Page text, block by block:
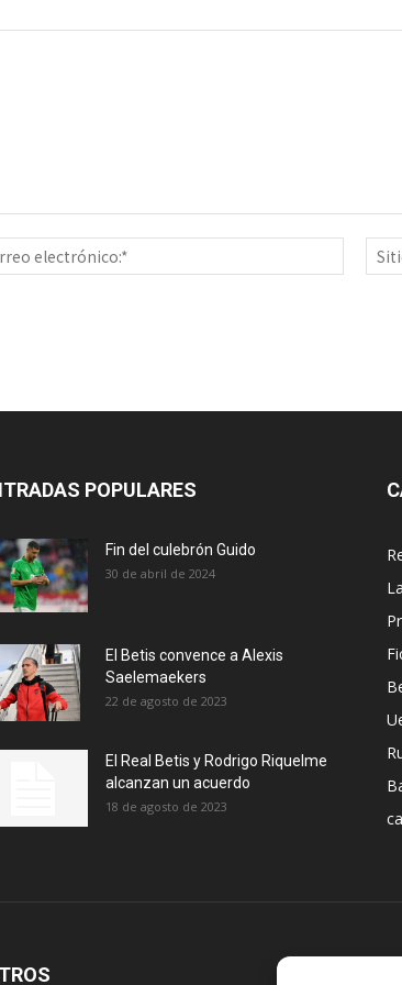
Correo
POPULARES
Fin del culebrón Guido
30 de abril de 2024
El Betis convence a Alexis
Saelemaekers
22 de agosto de 2023
El Real Betis y Rodrigo Riquelme
alcanzan un acuerdo
18 de agosto de 2023